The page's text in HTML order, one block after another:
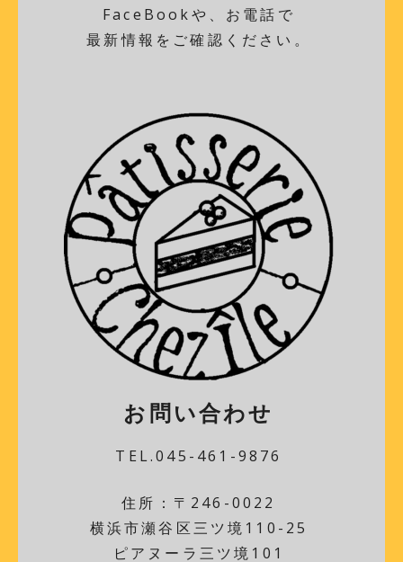
FaceBookや、お電話で
最新情報をご確認ください。
お問い合わせ
TEL.045-461-9876
住所：〒246-0022
横浜市瀬谷区三ツ境110-25
ピアヌーラ三ツ境101